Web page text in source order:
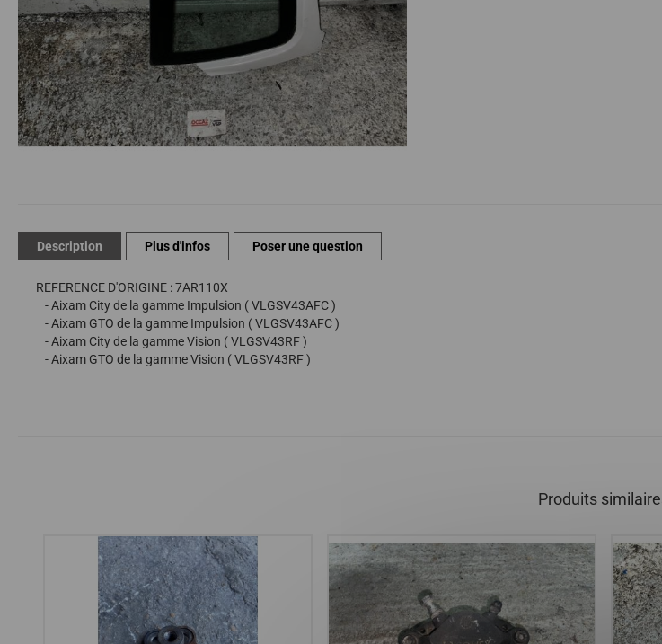
d’images
Description
REFERENCE D'ORIGINE : 7AR110X
- Aixam City de la gamme Impulsion ( VLGSV43AFC )
- Aixam GTO de la gamme Impulsion ( VLGSV43AFC )
- Aixam City de la gamme Vision ( VLGSV43RF )
- Aixam GTO de la gamme Vision ( VLGSV43RF )
Plus d'infos Poser une question
Produits